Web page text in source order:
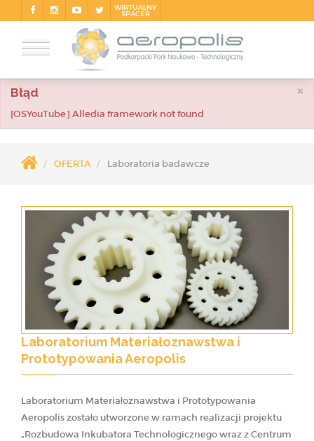
WIRTUALNY
SPACER
×
Błąd
[OSYouTube] Alledia framework not found
OFERTA Laboratoria badawcze
Laboratorium Materiałoznawstwa i
Prototypowania Aeropolis
Laboratorium Materiałoznawstwa i Prototypowania
Aeropolis zostało utworzone w ramach realizacji projektu
„Rozbudowa Inkubatora Technologicznego wraz z Centrum